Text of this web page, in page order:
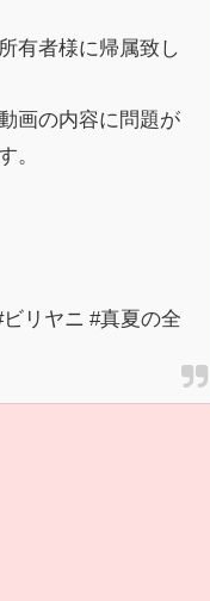
有者様に帰属致し
画の内容に問題が
。
リヤニ #真夏の全